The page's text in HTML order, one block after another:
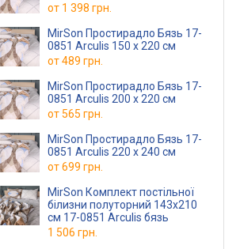
от 1 398 грн.
MirSon Простирадло Бязь 17-
0851 Arculis 150 х 220 см
от489 грн.
MirSon Простирадло Бязь 17-
0851 Arculis 200 х 220 см
от565 грн.
MirSon Простирадло Бязь 17-
0851 Arculis 220 х 240 см
от699 грн.
MirSon Комплект постільної
білизни полуторний 143x210
см 17-0851 Arculis бязь
1 506 грн.